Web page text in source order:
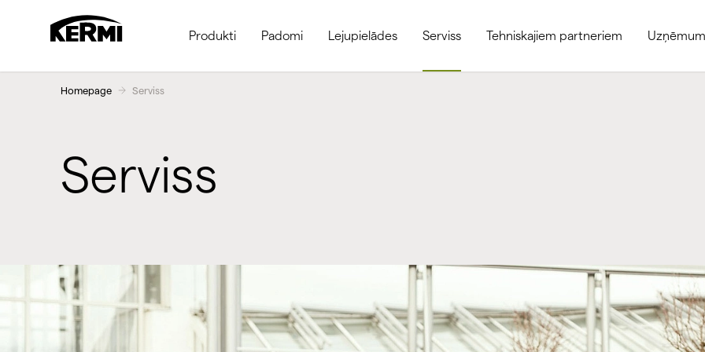
Produkti Padomi Lejupielādes Serviss Tehniskajiem partneriem
Homepage Serviss
Serviss